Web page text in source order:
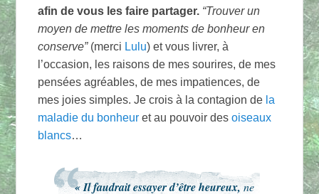
afin de vous les faire partager. “Trouver un
moyen de mettre les moments de bonheur en
conserve” (merci Lulu) et vous livrer, à
l’occasion, les raisons de mes sourires, de mes
pensées agréables, de mes impatiences, de
mes joies simples. Je crois à la contagion de la
maladie du bonheur et au pouvoir desoiseaux
blancs…
« Il faudrait essayer d’être heureux,ne